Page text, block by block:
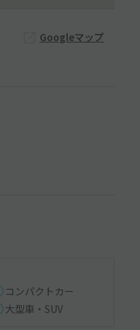
Googleマップ
コンパクトカー
大型車・SUV